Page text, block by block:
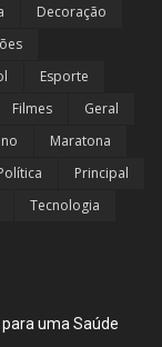
Decoração
Esporte
Filmes
Geral
Maratona
Principal
Tecnologia
uma Saúde